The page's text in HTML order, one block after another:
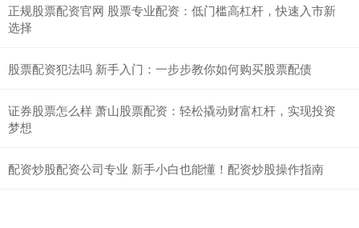
正规股票配资官网 股票专业配资：低门槛高杠杆，快速入市新
选择
股票配资犯法吗 新手入门：一步步教你如何购买股票配债
证券股票怎么样 萧山股票配资：轻松撬动财富杠杆，实现投资
梦想
配资炒股配资公司专业 新手小白也能懂！配资炒股操作指南